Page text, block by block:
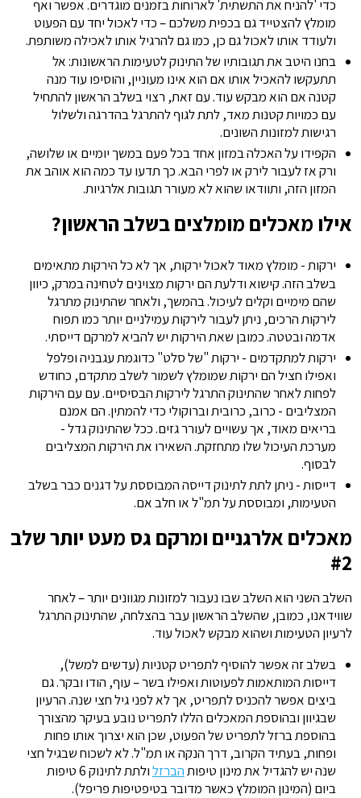
כדי 'להניח את התשתית' לארוחות בזמנים מוגדרים. אפשר ואף
מומלץ להצטייד גם בכפית משלכם – כדי לאכול יחד עם הפעוט
ולעודד אותו לאכול גם כן, כמו גם להרגיל אותו לאכילה משותפת.
בחנו היטב את תגובותיו של התינוק לטעימות הראשונות: אל
תתעקשו להאכיל אותו אם הוא אינו מעוניין, והוסיפו עוד מנה
קטנה אם הוא מבקש עוד. עם זאת, רצוי בשלב הראשון להתחיל
עם כמויות קטנות מאד, לתת לגוף להתרגל בהדרגה ולשלול
רגישות למזונות השונים.
הקפידו על האכלה במזון אחד בכל פעם במשך יומיים או שלושה,
ורק אז לעבור לירק או לפרי הבא. כך תדעו עד כמה הוא אוהב את
המזון הזה, ותוודאו שהוא לא מעורר תגובות אלרגיות.
אילו מאכלים מומלצים בשלב הראשון?
ירקות - מומלץ מאוד לאכול ירקות, אך לא כל הירקות מתאימים
בשלב הזה. קישוא ודלעת הם ירקות מצוינים לטחינה במרק, כיוון
שהם מימיים וקלים לעיכול. בהמשך, ולאחר שהתינוק מתרגל
לירקות הרכים, ניתן לעבור לירקות עמילניים יותר כמו תפוח
אדמה ובטטה. כמובן שאת הירקות יש להביא למרקם דייסתי.
ירקות למתקדמים - ירקות "של סלט" כדוגמת עגבניה ופלפל
ואפילו חציל הם ירקות שמומלץ לשמור לשלב מתקדם, כחודש
לפחות לאחר שהתינוק התרגל לירקות הבסיסיים. עם עם הירקות
המצליבים - כרוב, כרובית וברוקולי כדי להמתין. הם אמנם
בריאים מאוד, אך עשויים לעורר גזים. ככל שהתינוק גדל -
מערכת העיכול שלו מתחזקת. השאירו את הירקות המצליבים
לבסוף.
דייסות - ניתן לתת לתינוק דייסה המבוססת על דגנים כבר בשלב
הטעימות, ומבוססת על תמ"ל או חלב אם.
מאכלים אלרגניים ומרקם גס מעט יותר שלב
#2
השלב השני הוא השלב שבו נעבור למזונות מגוונים יותר – לאחר
שווידאנו, כמובן, שהשלב הראשון עבר בהצלחה, שהתינוק התרגל
לרעיון הטעימות ושהוא מבקש לאכול עוד.
בשלב זה אפשר להוסיף לתפריט קטניות (עדשים למשל),
דייסות המותאמות לפעוטות ואפילו בשר – עוף, הודו ובקר. גם
ביצים אפשר להכניס לתפריט, אך לא לפני גיל חצי שנה. הרעיון
שבגיוון ובהוספת המאכלים הללו לתפריט נובע בעיקר מהצורך
בהוספת ברזל לתפריט של הפעוט, שכן הוא יצרוך אותו פחות
ופחות, בעתיד הקרוב, דרך הנקה או תמ"ל. לא לשכוח שבגיל חצי
שנה יש להגדיל את מינון טיפותהברזל
ולתת לתינוק 6 טיפות
ביום (המינון המומלץ כאשר מדובר בטיפטיפות פריפל).